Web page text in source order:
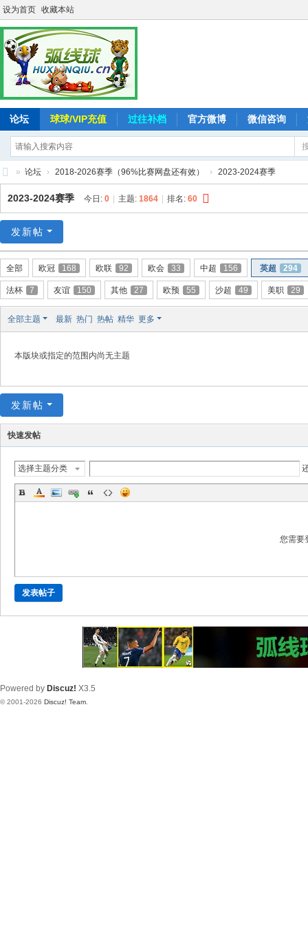
设为首页 收藏本站
论坛 球球/VIP充值 过往补档 官方微博 微信咨询
弧
线
-
追
求
致
» 论坛 › 2018-2026赛季（96%比赛网盘还有效） › 2023-2024赛季
2023-2024赛季 今日: 0 主题: 1864 排名: 60
发新帖
全部 欧冠 168 欧联 92 欧会 33 中超 156 英超 294
法杯 7 友谊 150 其他 27 欧预 55 沙超 49 美职 29
全部主题 最新 热门 热帖 精华 更多
本版块或指定的范围内尚无主题
发新帖
快速发帖
选择主题分类
您需要
发表帖子
Powered by Discuz! X3.5
© 2001-2026 Discuz! Team